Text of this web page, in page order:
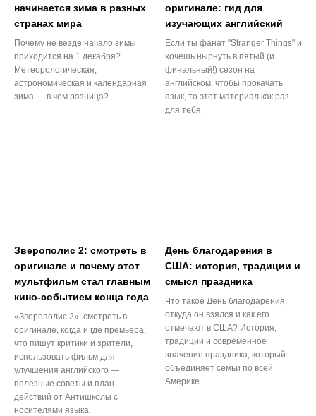
начинается зима в разных
странах мира
Почему не везде начало зимы
приходится на 1 декабря?
Метеорологическая,
астрономическая и календарная
зима — в чем разница?
оригинале: гид для
изучающих английский
Если ты фанат "Stranger Things" и
хочешь нырнуть в пятый (и
финальный!) сезон на
английском, чтобы прокачать
язык, то этот материал как раз
для тебя.
Зверополис 2: смотреть в
оригинале и почему этот
мультфильм стал главным
кино-событием конца года
«Зверополис 2»: смотреть в
оригинале, когда и где премьера,
что пишут критики и зрители,
использовать фильм для
улучшения английского —
полезные советы и план
действий от Антишколы с
носителями языка.
День благодарения в
США: история, традиции и
смысл праздника
Что такое День благодарения,
откуда он взялся и как его
отмечают в США? История,
традиции и современное
значение праздника, который
объединяет семьи по всей
Америке.